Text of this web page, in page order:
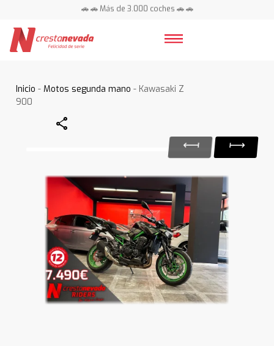
🚗 🚗 Más de 3.000 coches 🚗 🚗
Inicio -Motos segunda mano - Kawasaki Z
900
Share